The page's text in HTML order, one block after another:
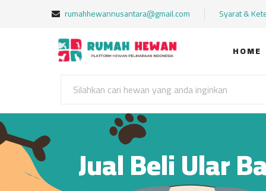
rumahhewannusantara@gmail.com Syarat &
HOME
Jual Beli Ular